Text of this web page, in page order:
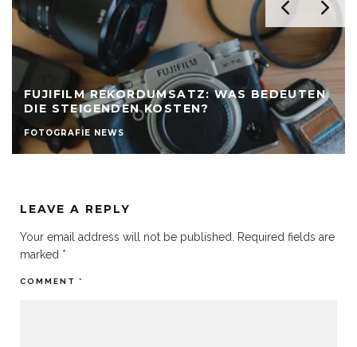
FUJIFILM REKORDUMSATZ: WAS BEDEUTEN
DIE STEIGENDEN KOSTEN?
FOTOGRAFIE NEWS
LEAVE A REPLY
Your email address will not be published.
Required fields are
marked *
COMMENT *